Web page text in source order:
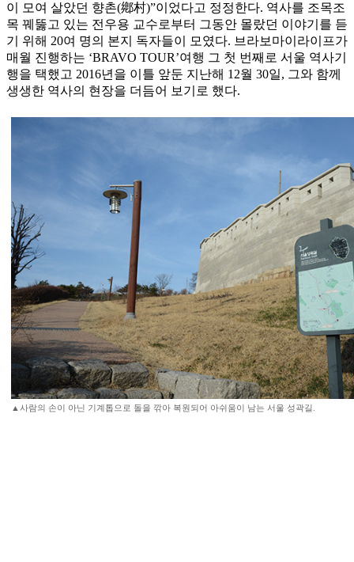
이 모여 살았던 향촌(鄕村)”이었다고 정정한다. 역사를 조목조
목 꿰뚫고 있는 전우용 교수로부터 그동안 몰랐던 이야기를 듣
기 위해 20여 명의 본지 독자들이 모였다. 브라보마이라이프가
매월 진행하는 ‘BRAVO TOUR’여행 그 첫 번째로 서울 역사기
행을 택했고 2016년을 이틀 앞둔 지난해 12월 30일, 그와 함께
생생한 역사의 현장을 더듬어 보기로 했다.
▲사람의 손이 아닌 기계톱으로 돌을 깎아 복원되어 아쉬움이 남는 서울 성곽길.